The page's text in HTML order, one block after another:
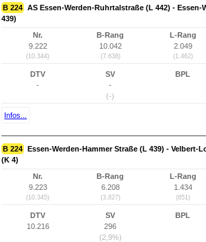
B 224 AS Essen-Werden-Ruhrtalstraße (L 442) - Essen-
439)
Nr.
9.222
(10.344)
B-Rang
10.042
(7.638)
L-Rang
2.049
(1.462)
DTV
-
SV
-
(-)
BPL
Infos...
B 224 Essen-Werden-Hammer Straße (L 439) - Velbert-
(K 4)
Nr.
9.223
(10.345)
B-Rang
6.208
(3.827)
L-Rang
1.434
(851)
DTV
10.216
SV
296
(2,9%)
BPL